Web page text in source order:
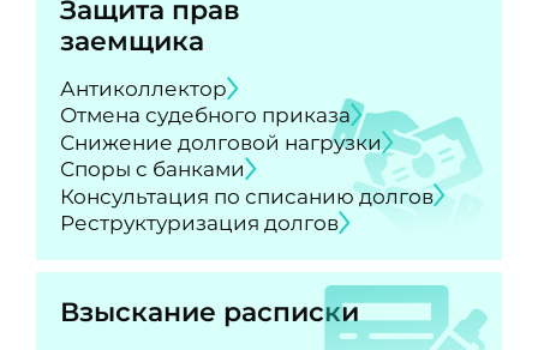
Защита прав
заемщика
Антиколлектор
Отмена судебного приказа
Снижение долговой нагрузки
Споры с банками
Консультация по списанию долгов
Реструктуризация долгов
Взыскание расписки